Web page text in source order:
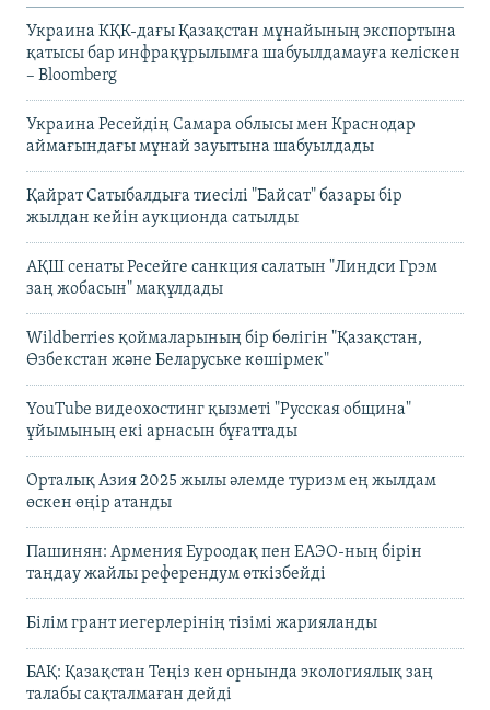
Украина КҚК-дағы Қазақстан мұнайының экспортына
қатысы бар инфрақұрылымға шабуылдамауға келіскен
– Bloomberg
Украина Ресейдің Самара облысы мен Краснодар
аймағындағы мұнай зауытына шабуылдады
Қайрат Сатыбалдыға тиесілі "Байсат" базары бір
жылдан кейін аукционда сатылды
АҚШ сенаты Ресейге санкция салатын "Линдси Грэм
заң жобасын" мақұлдады
Wildberries қоймаларының бір бөлігін "Қазақстан,
Өзбекстан және Беларуське көшірмек"
YouTube видеохостинг қызметі "Русская община"
ұйымының екі арнасын бұғаттады
Орталық Азия 2025 жылы әлемде туризм ең жылдам
өскен өңір атанды
Пашинян: Армения Еуроодақ пен ЕАЭО-ның бірін
таңдау жайлы референдум өткізбейді
Білім грант иегерлерінің тізімі жарияланды
БАҚ: Қазақстан Теңіз кен орнында экологиялық заң
талабы сақталмаған дейді